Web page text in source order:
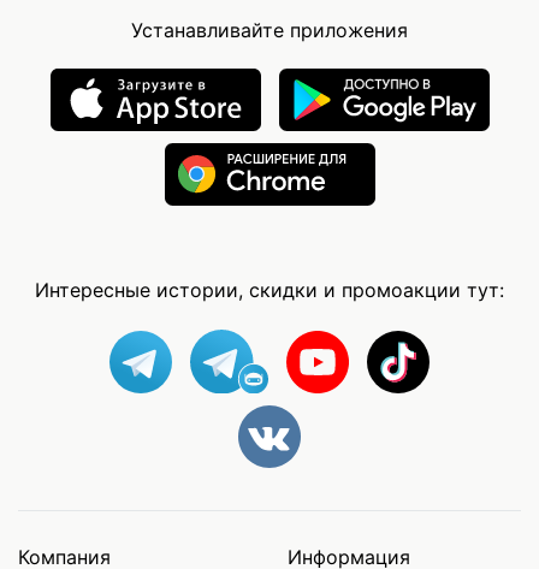
Устанавливайте приложения
Интересные истории, скидки и промоакции тут:
Компания Информация